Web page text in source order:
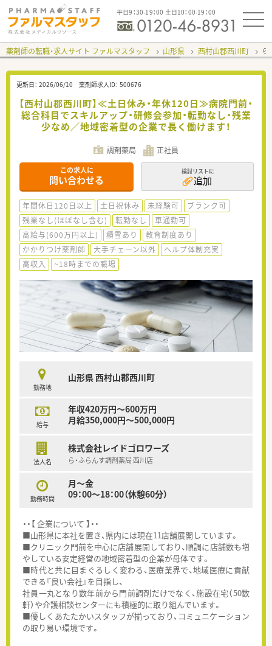
平日9：30-19：00 土日10：00-19：00
薬剤師の転職・求人サイト ファルマスタッフ 山形県 西村山郡西川町 ら
更新日： 2026/06/10 薬剤師求人ID： 500676
【西村山郡西川町】≪土日休み・年休120日≫病院門前・
総合科目でスキルアップ・研修会参加・転勤なし・残業
少なめ／地域密着型の企業で長く働けます！
調剤薬局 正社員
この求人に
問い合わせる
検討リストに
追加
年間休日120日以上 土日祝休み 未経験可
ブランク可
残業なし(ほぼなし含む)
転勤なし
車通勤可
高給与(600万円以上)
積雪あり
教育制度あり
かかりつけ薬剤師
大手チェーン以外
ヘルプ体制充実
高収入
~18時までの職場
勤務地
山形県 西村山郡西川町
給与
年収420万円～600万円
月給350,000円～500,000円
法人名
株式会社レイドゴロワーズ
ら・ふらんす調剤薬局 西川店
勤務時間
月～金
09：00～18：00（休憩60分）
・・【 企業について 】・・
■山形県に本社を置き、県内には現在11店舗展開しています。
■クリニック門前を中心に店舗展開しており、順調に店舗数も増
やしている安定経営の地域密着型の企業が母体です。
■時代と共に目まぐるしく変わる、医療業界で、地域医療に貢献
できる『良い会社』を目指し、
社員一丸となり数年前から門前調剤だけでなく、施設在宅（50数
軒）や介護相談センターにも積極的に取り組んでいます。
■優しくあたたかいスタッフが揃っており、コミュニケーション
の取り易い環境です。